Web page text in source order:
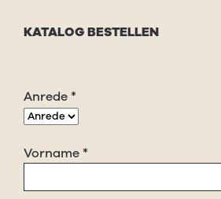
KATALOG BESTELLEN
Anrede*
Vorname*